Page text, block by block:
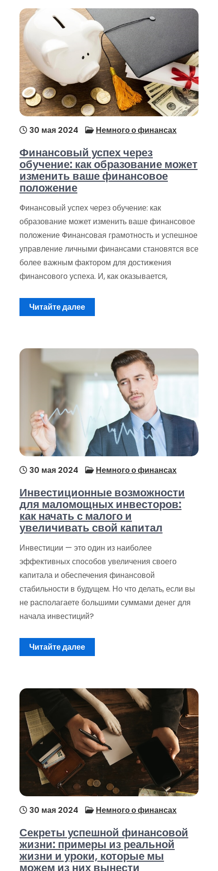
30 мая 2024 Немного о финансах
Финансовый успех через
обучение: как образование может
изменить ваше финансовое
положение
Финансовый успех через обучение: как
образование может изменить ваше финансовое
положение Финансовая грамотность и успешное
управление личными финансами становятся все
более важным фактором для достижения
финансового успеха. И, как оказывается,
Читайте далее
30 мая 2024 Немного о финансах
Инвестиционные возможности
для маломощных инвесторов:
как начать с малого и
увеличивать свой капитал
Инвестиции — это один из наиболее
эффективных способов увеличения своего
капитала и обеспечения финансовой
стабильности в будущем. Но что делать, если вы
не располагаете большими суммами денег для
начала инвестиций?
Читайте далее
30 мая 2024 Немного о финансах
Секреты успешной финансовой
жизни: примеры из реальной
жизни и уроки, которые мы
можем из них вынести